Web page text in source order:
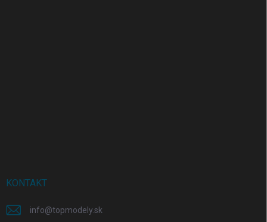
KONTAKT
info@topmodely.sk